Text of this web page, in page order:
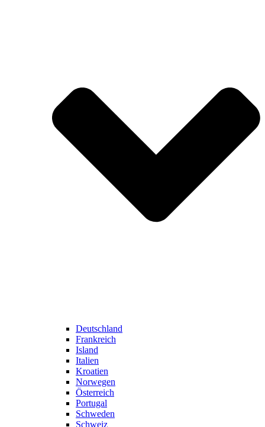
Deutschland
Frankreich
Island
Italien
Kroatien
Norwegen
Österreich
Portugal
Schweden
Schweiz